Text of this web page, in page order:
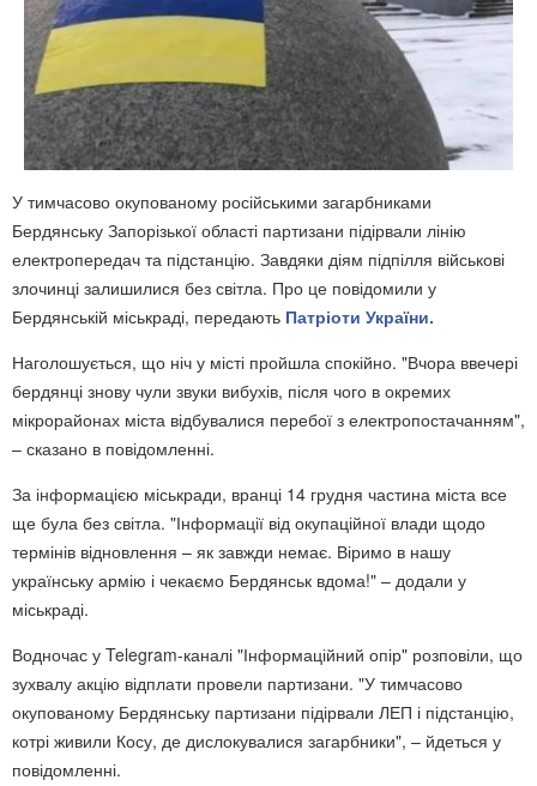
У тимчасово окупованому російськими загарбниками
Бердянську Запорізької області партизани підірвали лінію
електропередач та підстанцію. Завдяки діям підпілля військові
злочинці залишилися без світла. Про це повідомили у
Бердянській міськраді, передають Патріоти України.
Наголошується, що ніч у місті пройшла спокійно. "Вчора ввечері
бердянці знову чули звуки вибухів, після чого в окремих
мікрорайонах міста відбувалися перебої з електропостачанням",
– сказано в повідомленні.
За інформацією міськради, вранці 14 грудня частина міста все
ще була без світла. "Інформації від окупаційної влади щодо
термінів відновлення – як завжди немає. Віримо в нашу
українську армію і чекаємо Бердянськ вдома!" – додали у
міськраді.
Водночас у Telegram-каналі "Інформаційний опір" розповіли, що
зухвалу акцію відплати провели партизани. "У тимчасово
окупованому Бердянську партизани підірвали ЛЕП і підстанцію,
котрі живили Косу, де дислокувалися загарбники", – йдеться у
повідомленні.